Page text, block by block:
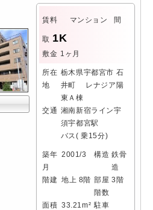
賃料 マンション 間
取 1K
敷金 1ヶ月
所在
地
栃木県宇都宮市 石
井町 レナジア陽
東Ａ棟
交通 湘南新宿ライン宇
須宇都宮駅
バス( 乗15分)
築年
月
2001/3 構造 鉄骨
造
階建 地上 8階 部屋
階数
3階
面積 33.21m² 駐車